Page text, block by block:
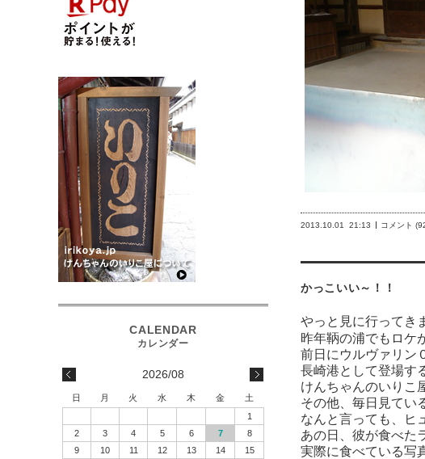
2013.10.01 21:13 コメント
かっこいい～！！
やっと見に行ってき
昨年鞆の浦でもロケ
前日にウルヴァリン
長崎港として登場す
けんちゃんのいりこ
その他、毎日見てい
なんと言っても、ヒ
あの日、彼が食べた
実際に食べている写
2026/08
日 月 火 水 木 金
土
1
2
3 4 5 6 7
8
9
10 11 12 13 14
15